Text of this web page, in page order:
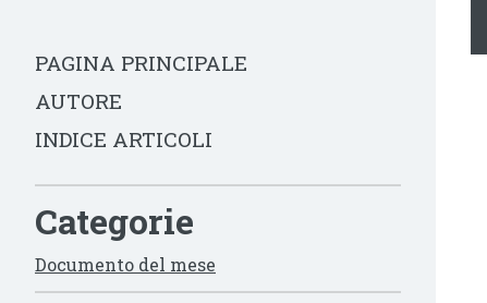
PAGINA PRINCIPALE
AUTORE
INDICE ARTICOLI
Categorie
Documento del mese